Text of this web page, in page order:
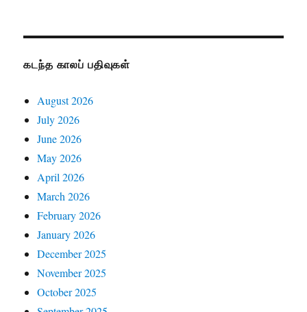
கடந்த காலப் பதிவுகள்
August 2026
July 2026
June 2026
May 2026
April 2026
March 2026
February 2026
January 2026
December 2025
November 2025
October 2025